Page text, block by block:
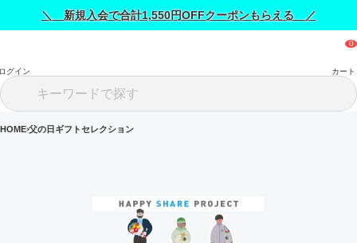
＼ 新規入会で合計1,550円OFFクーポンもらえる ／
グイン カート
HOME 父の日ギフトセレクション